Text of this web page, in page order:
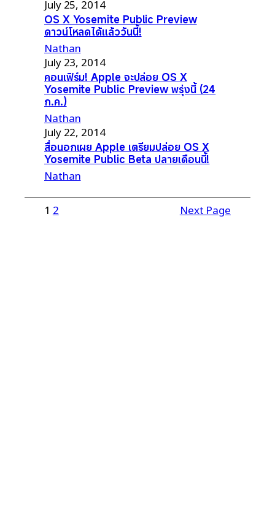
July 25, 2014
OS X Yosemite Public Preview
ดาวน์โหลดได้แล้ววันนี้!
Nathan
July 23, 2014
คอนเฟิร์ม! Apple จะปล่อย OS X
Yosemite Public Preview พรุ่งนี้ (24
ก.ค.)
Nathan
July 22, 2014
สื่อนอกเผย Apple เตรียมปล่อย OS X
Yosemite Public Beta ปลายเดือนนี้!
Nathan
1 2 Next Page